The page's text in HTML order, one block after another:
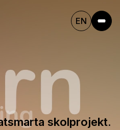
EN
skolprojekt.